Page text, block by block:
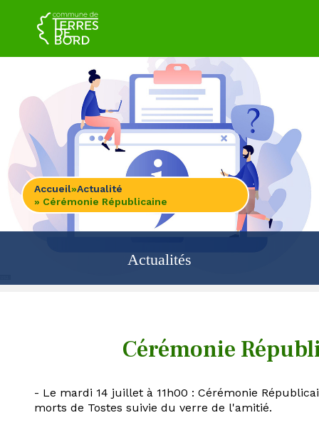
Actualités
Accueil»Actualité
» Cérémonie Républicaine
Cérémonie
- Le mardi 14 juillet à 11h00 : Cérémonie
morts de Tostes suivie du verre de l'amitié.